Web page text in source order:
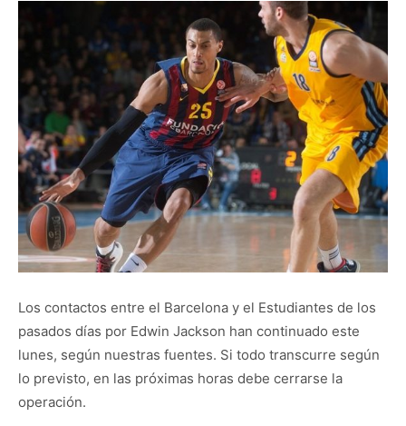
Los contactos entre el Barcelona y el Estudiantes de los
pasados días por Edwin Jackson han continuado este
lunes, según nuestras fuentes. Si todo transcurre según
lo previsto, en las próximas horas debe cerrarse la
operación.